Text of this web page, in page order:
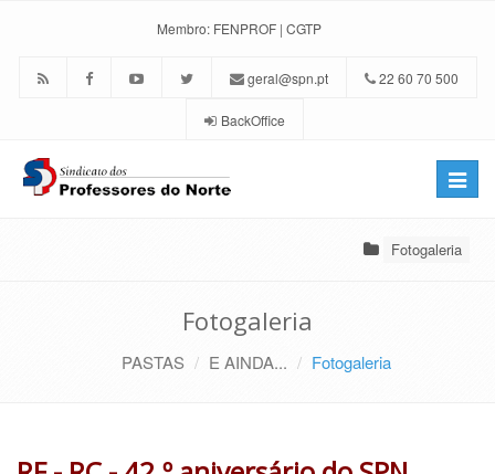
Membro: FENPROF | CGTP
geral@spn.pt 22 60 70 500
BackOffice
Toggle
Fotogaleria
Fotogaleria
PASTAS E AINDA... Fotogaleria